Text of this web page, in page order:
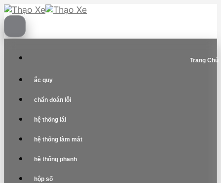
Skip
to
content
Trang Chủ
ắc quy
chẩn đoán lỗi
hệ thống lái
hệ thống làm mát
hệ thống phanh
hộp số